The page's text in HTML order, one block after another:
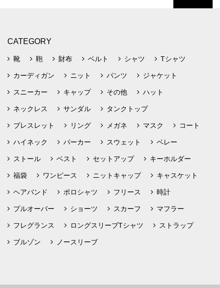
CATEGORY
靴 鞄 財布 ベルト シャツ Tシャツ
カーディガン ニット パンツ ジャケット
スニーカー キャップ その他 ハット
ネックレス サンダル タンクトップ
ブレスレット リング メガネ マスク コート
ハイネック パーカー スウェット ベレー
ストール ベスト セットアップ キーホルダー
福袋 ワンピース ニットキャップ キャスケット
ヘアバンド ポロシャツ フリース 時計
プルオーバー ショーツ スカーフ マフラー
フレグランス ロングスリーブTシャツ ストラップ
ブルゾン ノースリーブ